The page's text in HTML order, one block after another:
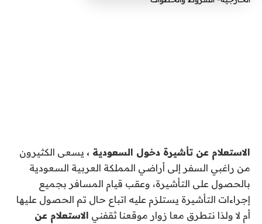
الاستعلام عن تأشيرة دخول السعودية ، يسعى الكثيرون
من راغبي السفر إلى أراضي المملكة العربية السعودية
بالحصول على التأشيرة، وعقب قيام المسافر بجميع
إجراءات التأشيرة يستلزم عليه اتباع حال تم الحصول عليها
أم لا ولذا نتطرق معا زوار موقعنا ثقفني الاستعلام عن